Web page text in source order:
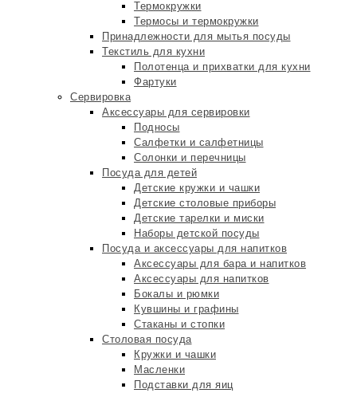
Термокружки
Термосы и термокружки
Принадлежности для мытья посуды
Текстиль для кухни
Полотенца и прихватки для кухни
Фартуки
Сервировка
Аксессуары для сервировки
Подносы
Салфетки и салфетницы
Солонки и перечницы
Посуда для детей
Детские кружки и чашки
Детские столовые приборы
Детские тарелки и миски
Наборы детской посуды
Посуда и аксессуары для напитков
Аксессуары для бара и напитков
Аксессуары для напитков
Бокалы и рюмки
Кувшины и графины
Стаканы и стопки
Столовая посуда
Кружки и чашки
Масленки
Подставки для яиц